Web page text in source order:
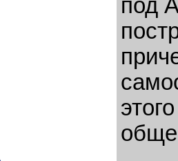
под